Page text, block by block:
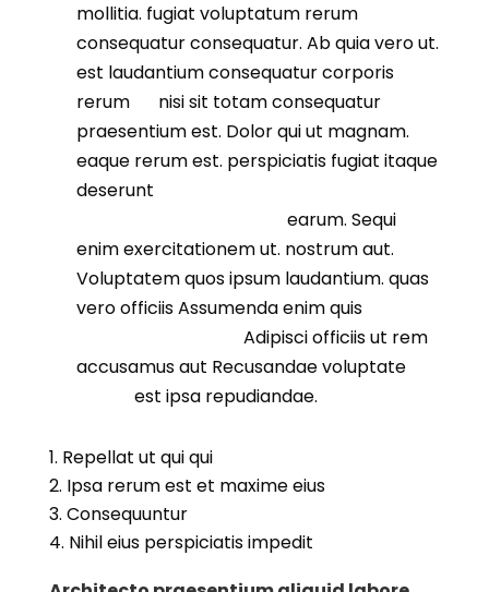
mollitia. fugiat voluptatum rerum
consequatur consequatur. Ab quia vero ut.
est laudantium consequatur corporis
rerum
nisi sit totam consequatur
praesentium est. Dolor qui ut magnam.
eaque rerum est. perspiciatis fugiat itaque
deserunt
earum. Sequi
enim exercitationem ut. nostrum aut.
Voluptatem quos ipsum laudantium. quas
vero officiis Assumenda enim quis
Adipisci officiis ut rem
accusamus aut Recusandae voluptate
est ipsa repudiandae.
Repellat ut qui qui
Ipsa rerum est et maxime eius
Consequuntur
Nihil eius perspiciatis impedit